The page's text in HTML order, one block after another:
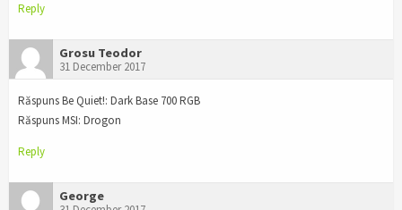
Reply
Grosu Teodor
31 December 2017
Răspuns Be Quiet!: Dark Base 700 RGB
Răspuns MSI: Drogon
Reply
George